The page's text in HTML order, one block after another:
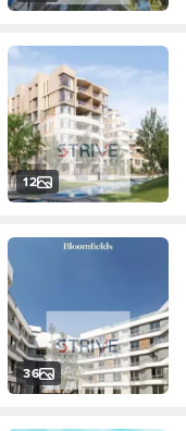
12
36